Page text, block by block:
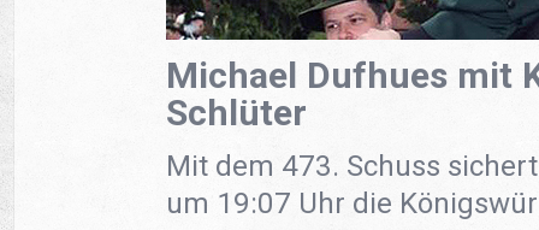
Michael Dufhues mit
Schlüter
Mit dem 473. Schuss
um 19:07 Uhr die